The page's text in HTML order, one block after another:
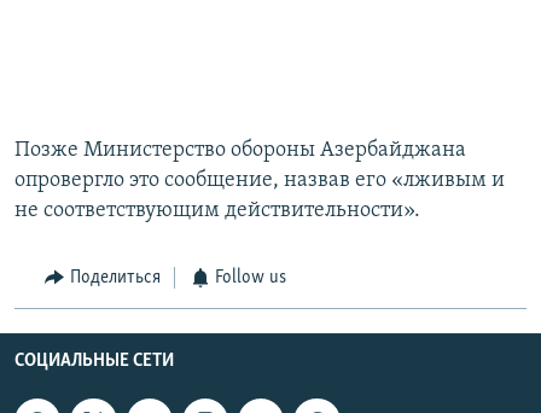
Позже Министерство обороны Азербайджана
опровергло это сообщение, назвав его «лживым и
не соответствующим действительности».
Поделиться Follow us
СОЦИАЛЬНЫЕ СЕТИ